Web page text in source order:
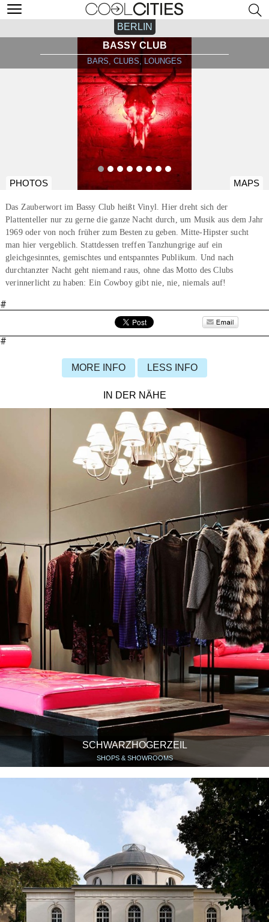
BERLIN
BASSY CLUB
BARS, CLUBS, LOUNGES
PHOTOS MAPS
Das Zauberwort im Bassy Club heißt Vinyl. Hier dreht sich der
Plattenteller nur zu gerne die ganze Nacht durch, um Musik aus dem Jahr
1969 oder von noch früher zum Besten zu geben. Mitte-Hipster sucht
man hier vergeblich. Stattdessen treffen Tanzhungrige auf ein
gleichgesinntes, gemischtes und entspanntes Publikum. Und nach
durchtanzter Nacht geht niemand raus, ohne das Motto des Clubs
verinnerlicht zu haben: Ein Cowboy gibt nie, nie, niemals auf!
#
#
MORE INFO LESS INFO
IN DER NÄHE
SCHWARZHOGERZEIL
SHOPS & SHOWROOMS